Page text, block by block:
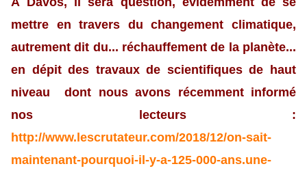
mettre en travers du changement climatique,
autrement dit du... réchauffement de la planète...
en dépit des travaux de scientifiques de haut
niveau dont nous avons récemment informé
nos lecteurs :
http://www.lescrutateur.com/2018/12/on-sait-
maintenant-pourquoi-il-y-a-125-000-ans.une-